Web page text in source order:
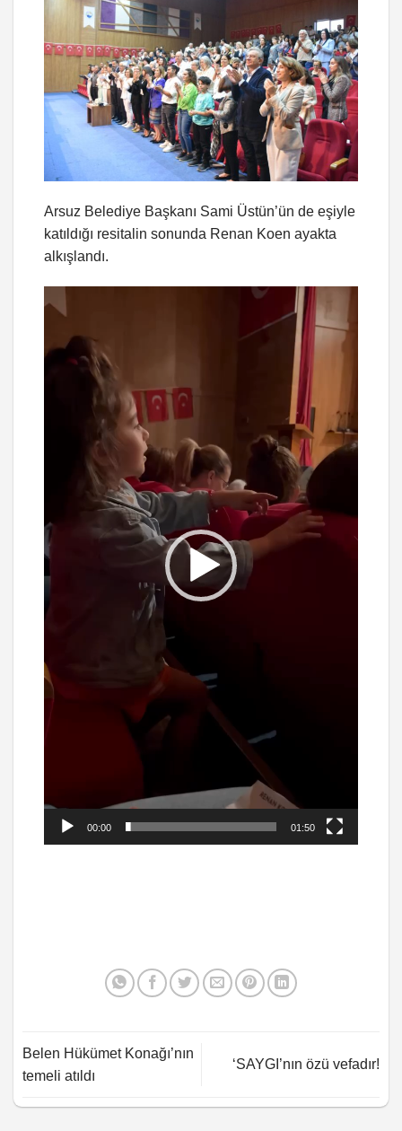
Arsuz Belediye Başkanı Sami Üstün’ün de eşiyle
katıldığı resitalin sonunda Renan Koen ayakta
alkışlandı.
oynatıcı
00:00 01:50
Belen Hükümet Konağı’nın
temeli atıldı
‘SAYGI’nın özü vefadır!